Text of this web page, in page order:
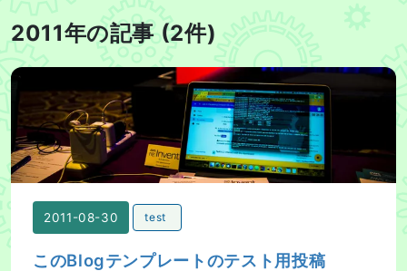
2011年の記事 (2件)
このBlogテンプレートのテスト用投稿
2011-08-30 test
このBlogテンプレートのテスト用投稿